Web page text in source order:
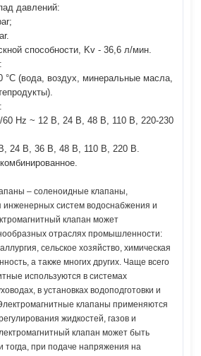
давлений:
способности, Kv - 36,6 л/мин.
°C (вода, воздух, минеральные масла,
Hz ~ 12 В, 24 В, 48 В, 110 В, 220-230
24 В, 36 В, 48 В, 110 В, 220 В.
– соленоидные клапаны,
систем водоснабжения и
клапан может
отраслях промышленности:
сельское хозяйство, химическая
а также многих других. Чаще всего
используются в системах
в установках водоподготовки и
клапаны применяются
жидкостей, газов и
клапан может быть
тогда, при подаче напряжения на